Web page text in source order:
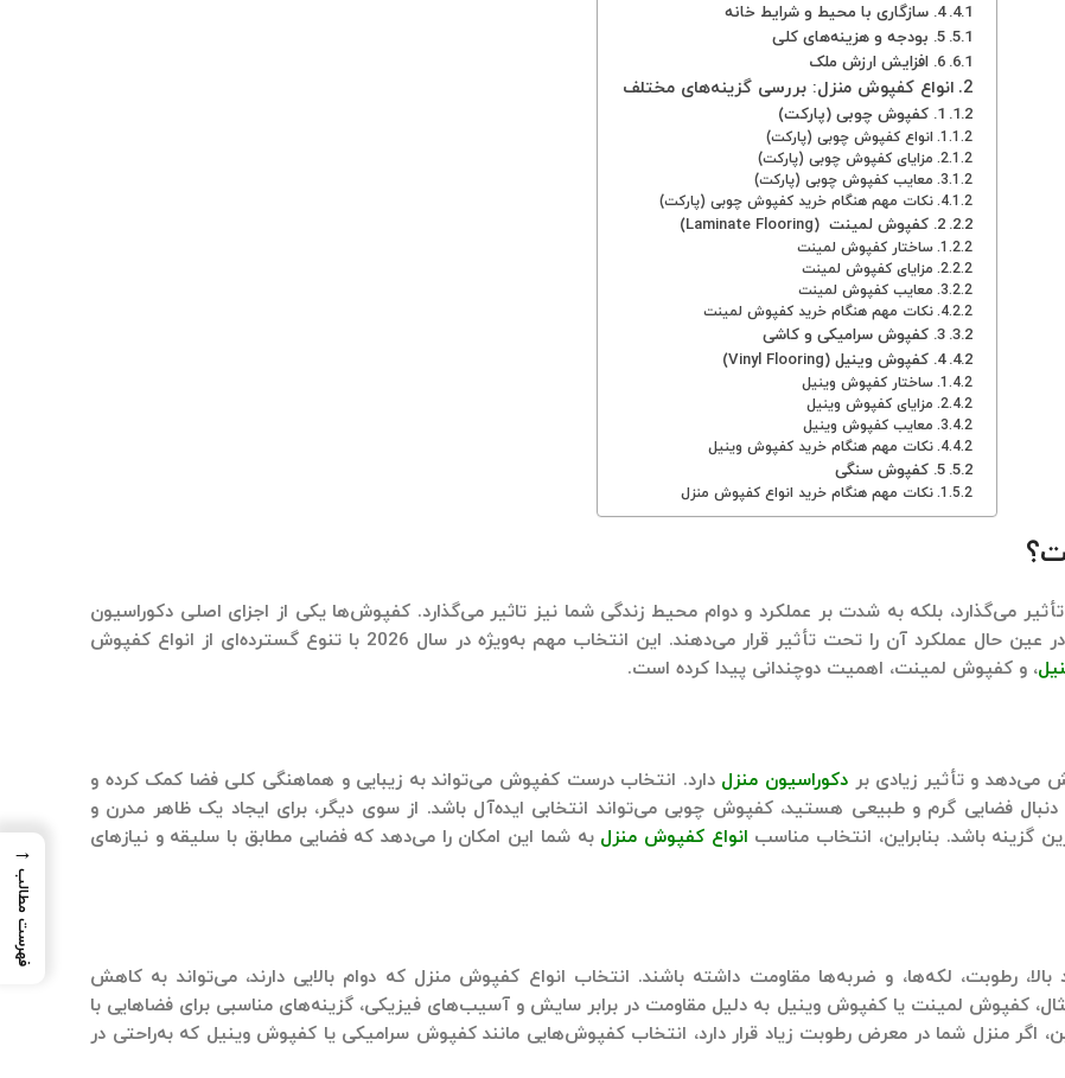
4. سازگاری با محیط و شرایط خانه
5. بودجه و هزینه‌های کلی
6. افزایش ارزش ملک
انواع کفپوش منزل: بررسی گزینه‌های مختلف
1. کفپوش چوبی (پارکت)
انواع کفپوش چوبی (پارکت)
مزایای کفپوش چوبی (پارکت)
معایب کفپوش چوبی (پارکت)
نکات مهم هنگام خرید کفپوش چوبی (پارکت)
2. کفپوش لمینت (Laminate Flooring)
ساختار کفپوش لمینت
مزایای کفپوش لمینت
معایب کفپوش لمینت
نکات مهم هنگام خرید کفپوش لمینت
3. کفپوش سرامیکی و کاشی
4. کفپوش وینیل (Vinyl Flooring)
ساختار کفپوش وینیل
مزایای کفپوش وینیل
معایب کفپوش وینیل
نکات مهم هنگام خرید کفپوش وینیل
5. کفپوش سنگی
نکات مهم هنگام خرید انواع کفپوش منزل
تأثیر می‌گذارد، بلکه به شدت بر عملکرد و دوام محیط زندگی شما نیز تاثیر می‌گذارد. کفپوش‌ها یکی از اجزای اصلی دکوراسیون
آن را تحت تأثیر قرار می‌دهند. این انتخاب مهم به‌ویژه در سال 2026 با تنوع گسترده‌ای از
انواع کفپوش
، و کفپوش لمینت، اهمیت دوچندانی پیدا کرده است.
و تأثیر زیادی بر دکوراسیون منزل دارد. انتخاب درست کفپوش می‌تواند به زیبایی و هماهنگی کلی فضا کمک کرده و
دنبال فضایی گرم و طبیعی هستید،کفپوش چوبی می‌تواند انتخابی ایده‌آل باشد. از سوی دیگر، برای ایجاد یک ظاهر مدرن و
گزینه باشد. بنابراین، انتخاب مناسب انواع کفپوش منزل به شما این امکان را می‌دهد که فضایی مطابق با سلیقه و نیازهای
رطوبت، لکه‌ها، و ضربه‌ها مقاومت داشته باشند. انتخاب انواع کفپوش منزل که دوام بالایی دارند، می‌تواند به کاهش
کفپوش لمینت یاکفپوش وینیل به دلیل مقاومت در برابر سایش و آسیب‌های فیزیکی، گزینه‌های مناسبی برای فضاهایی با
اگر منزل شما در معرض رطوبت زیاد قرار دارد، انتخاب کفپوش‌هایی مانندکفپوش سرامیکی یا کفپوش وینیل که به‌راحتی در
→
فهرست مطالب